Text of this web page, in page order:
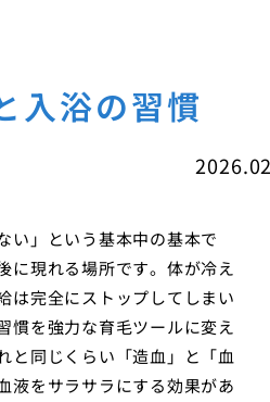
入浴の習慣
い」という基本中の基本で
に現れる場所です。体が冷え
は完全にストップしてしまい
慣を強力な育毛ツールに変え
と同じくらい「造血」と「血
液をサラサラにする効果があ